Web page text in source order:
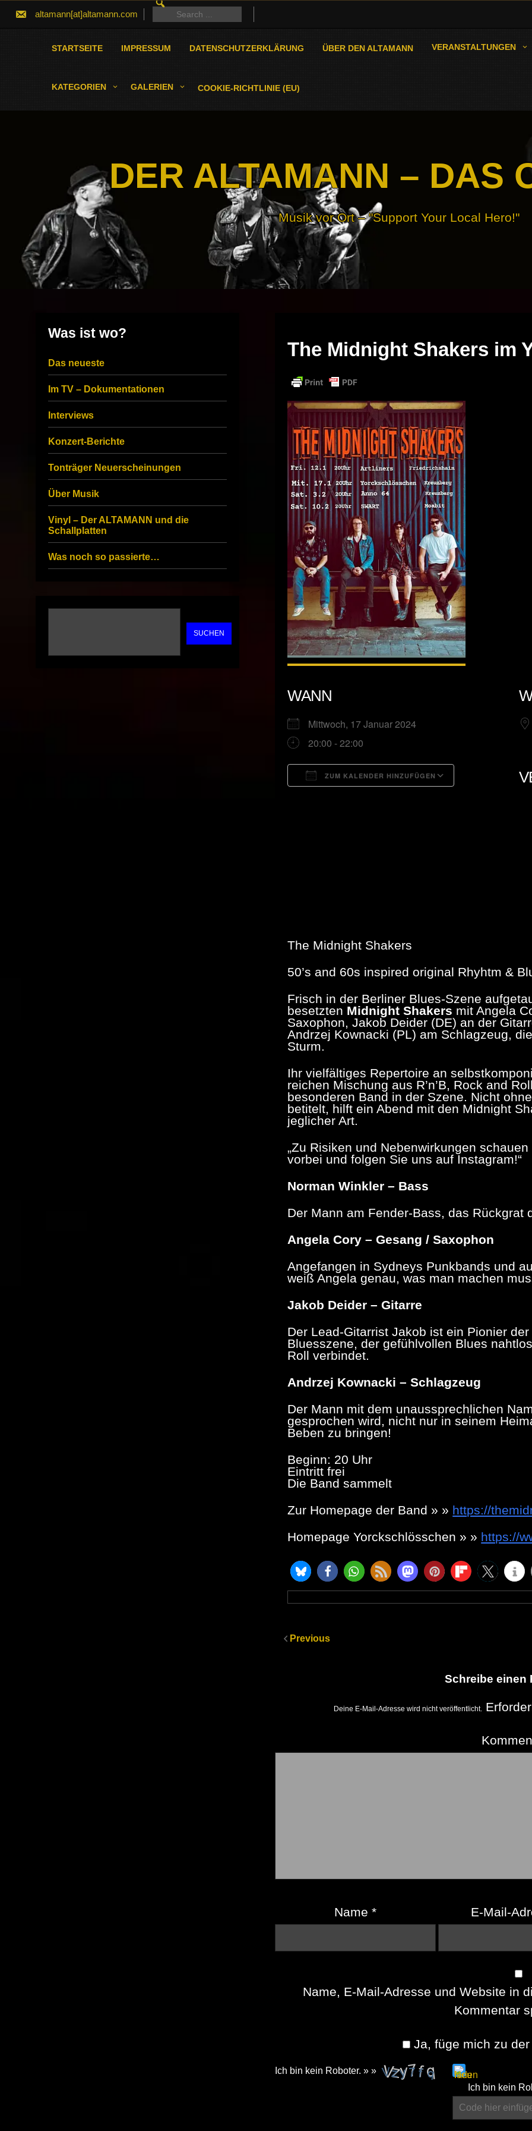
altamann[at]altamann.com
FOR:
Search
for:
STARTSEITE IMPRESSUM DATENSCHUTZERKLÄRUNG ÜBER DEN ALTAMANN VERANSTALTUNGEN
KATEGORIEN GALERIEN COOKIE-RICHTLINIE (EU)
DER ALTAMANN – DAS
Musik vor Ort – "Support Your Local Hero!"
The Midnight Shakers im
WANN
Mittwoch, 17 Januar 2024
20:00 - 22:00
ZUM KALENDER HINZUFÜGEN
The Midnight Shakers
50’s and 60s inspired original Rhyhtm &
Frisch in der Berliner Blues-Szene
besetzten Midnight Shakers mit Angela
Saxophon, Jakob Deider (DE) an der
Andrzej Kownacki (PL) am Schlagzeug,
Sturm.
Ihr vielfältiges Repertoire an
reichen Mischung aus R’n’B, Rock and
besonderen Band in der Szene. Nicht
betitelt, hilft ein Abend mit den Midnight
jeglicher Art.
„Zu Risiken und Nebenwirkungen
vorbei und folgen Sie uns auf Instagram!“
Norman Winkler – Bass
Der Mann am Fender-Bass, das Rückgrat
Angela Cory – Gesang / Saxophon
Angefangen in Sydneys Punkbands und
weiß Angela genau, was man machen
Jakob Deider – Gitarre
Der Lead-Gitarrist Jakob ist ein Pionier
Bluesszene, der gefühlvollen Blues
Roll verbindet.
Andrzej Kownacki – Schlagzeug
Der Mann mit dem unaussprechlichen
gesprochen wird, nicht nur in seinem
Beben zu bringen!
Beginn: 20 Uhr
Eintritt frei
Die Band sammelt
Zur Homepage der Band » » https://
HomepageYorckschlösschen » » https://
Previous
Schreibe einen
Deine E-Mail-Adresse wird nicht veröffentlicht.
Name* E-Mail-
Name, E-Mail-Adresse und Website in
Kommentar
Ja, füge mich zu
Ich bin kein Roboter. » »
Ich bin kein
Was ist wo?
Das neueste
Im TV – Dokumentationen
Interviews
Konzert-Berichte
Tonträger Neuerscheinungen
Über Musik
Vinyl – Der ALTAMANN und die
Schallplatten
Was noch so passierte…
SUCHEN